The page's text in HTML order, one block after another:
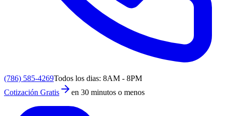
(786) 585-4269Todos los dias: 8AM - 8PM
Cotización Gratis
en 30 minutos o menos